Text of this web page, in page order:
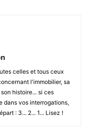
celles et tous ceux
l'immobilier, sa
histoire... si ces
dans vos interrogations,
: 3... 2... 1... Lisez !